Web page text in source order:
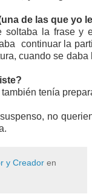
de las que yo
soltaba la frase y
continuar la
cuando se
tenía
no
y Creador en